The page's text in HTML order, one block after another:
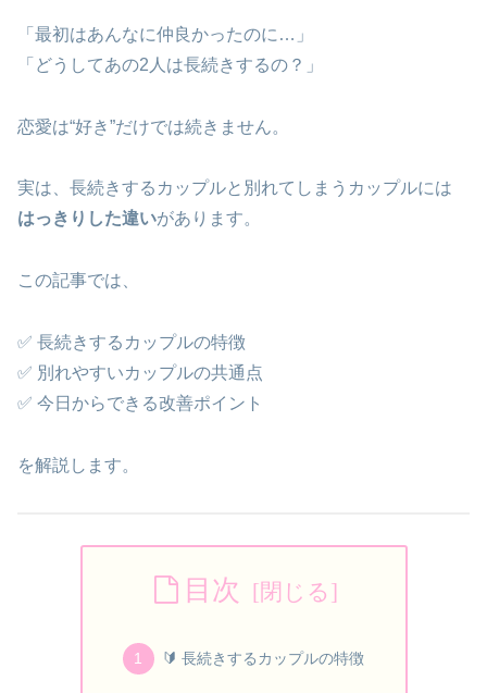
「最初はあんなに仲良かったのに…」
「どうしてあの2人は長続きするの？」
恋愛は“好き”だけでは続きません。
実は、長続きするカップルと別れてしまうカップルには
はっきりした違いがあります。
この記事では、
✅ 長続きするカップルの特徴
✅ 別れやすいカップルの共通点
✅ 今日からできる改善ポイント
を解説します。
目次
🔰 長続きするカップルの特徴